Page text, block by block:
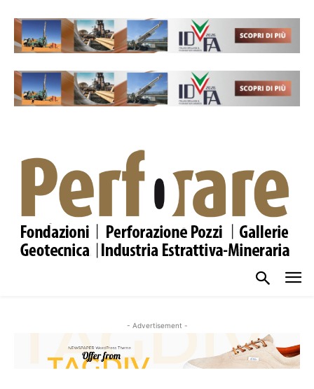
- Advertisement -